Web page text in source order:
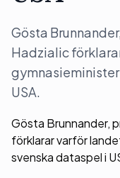
Gösta
Hadzialic
USA.
Gösta Brunnander,
förklarar varför
svenska dataspel i